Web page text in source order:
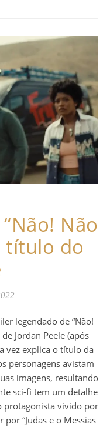
Não
título do
Jordan Peele (após
vez explica o título da
personagens avistam
imagens, resultando
sci-fi tem um detalhe
protagonista vivido por
“Judas e o Messias